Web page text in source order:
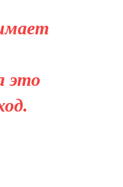
это